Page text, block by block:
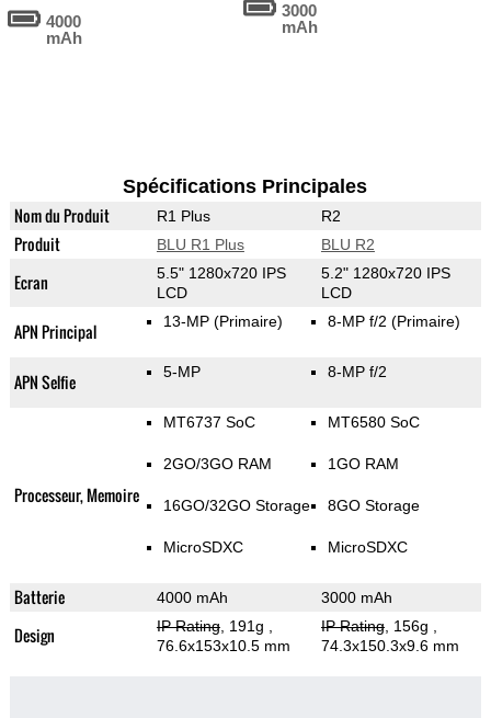
4000
mAh
3000
mAh
Spécifications Principales
Nom du Produit R1 Plus R2
Produit BLU R1 Plus BLU R2
Ecran
5.5" 1280x720 IPS
LCD
5.2" 1280x720 IPS
LCD
APN Principal 13-MP (Primaire) 8-MP f/2 (Primaire)
APN Selfie 5-MP 8-MP f/2
Processeur, Memoire
MT6737 SoC
2GO/3GO RAM
16GO/32GO Storage
MicroSDXC
MT6580 SoC
1GO RAM
8GO Storage
MicroSDXC
Batterie 4000 mAh 3000 mAh
Design IP Rating, 191g
76.6x153x10.5 mm
IP Rating, 156g
74.3x150.3x9.6 mm